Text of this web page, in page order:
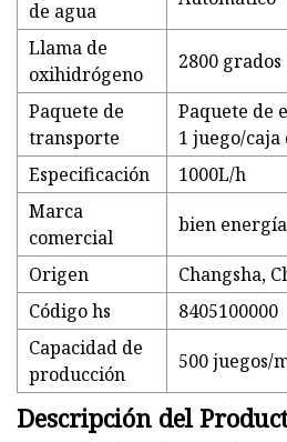
de agua
Llama de
oxihidrógeno
2800 grados
Paquete de
transporte
Paquete de
1 juego/
Especificación
1000L/h
Marca
comercial
bien energía
Origen
Changsha,
Código hs
8405100000
Capacidad de
producción
500 juegos/
Descripción del